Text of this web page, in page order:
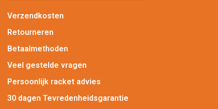
Verzendkosten
Retourneren
Betaalmethoden
Veel gestelde vragen
Persoonlijk racket advies
30 dagen Tevredenheidsgarantie